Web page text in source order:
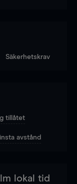
Säkerhetskrav
tillåtet
avstånd
lokal tid